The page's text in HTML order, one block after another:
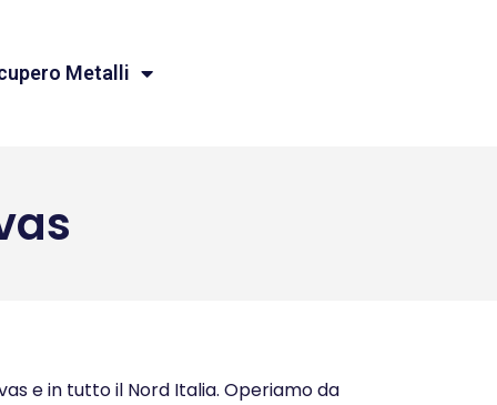
Metalli
e in tutto il Nord Italia. Operiamo da